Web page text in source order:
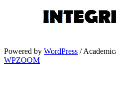
Powered by WordPress /
WPZOOM